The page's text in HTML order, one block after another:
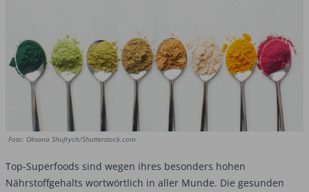
Foto: Oksana Shufrych/Shutterstock.com
Top-Superfoods sind wegen ihres besonders hohen
Nährstoffgehalts wortwörtlich in aller Munde. Die gesunden